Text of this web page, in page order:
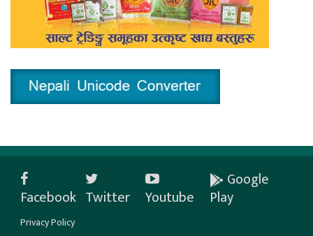
Facebook Twitter Youtube
Google
Play
Privacy Policy